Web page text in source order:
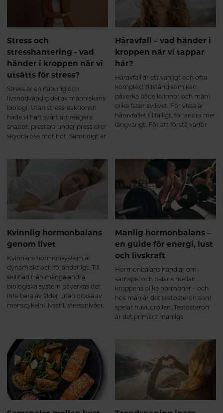
composition and muscle
strength in elderly men. British
Journal of Nutrition. 2015.
Collagen Peptides in
Combination with Resistance
Training Improve Body
Strength. Nutrients. 2019.
Här hjälper vi dig att reda ut vad
som verkligen spelar roll.
Stress och
stresshantering - vad
händer i kroppen när vi
utsätts för stress?
Stress är en naturlig och
livsnödvändig del av människans
biologi. Utan stressreaktionen
hade vi haft svårt att reagera
snabbt, prestera under press eller
skydda oss mot hot. Samtidigt är
på både kropp och psyke i det
moderna samhället. För att förstå
hur stress påverkar oss – och hur
vi kan hantera den bättre –
behöver vi börja med vad som
faktiskt sker i kroppen.
Håravfall – vad händer i
kroppen när vi tappar
hår?
Håravfall är ett vanligt och ofta
komplext tillstånd som kan
påverka både kvinnor och män i
olika faser av livet. För vissa är
håravfallet tillfälligt, för andra mer
långvarigt. För att förstå varför
påverkar hårsäckarna.
Kvinnlig hormonbalans
genom livet
Kvinnans hormonsystem är
dynamiskt och föränderligt. Till
skillnad från många andra
biologiska system påverkas det
inte bara av ålder, utan också av
menscykeln, livsstil, stressnivåer,
handlar därför inte om “perfekta
nivåer”, utan om samspel, rytm
och anpassning över tid.
Manlig hormonbalans –
en guide för energi, lust
och livskraft
Hormonbalans handlar om
samspel och balans mellan
kroppens olika hormoner – och
hos män är det testosteron som
spelar huvudrollen. Testosteron
är det primära manliga